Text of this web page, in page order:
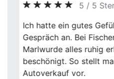
5 / 5
Fischer Autoankauf
Gebrauchtwagen zu
akzeptablen Preis
Abwicklung war
professionell.
Previous